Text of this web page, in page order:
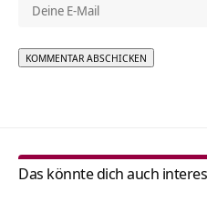
Das könnte dich auch